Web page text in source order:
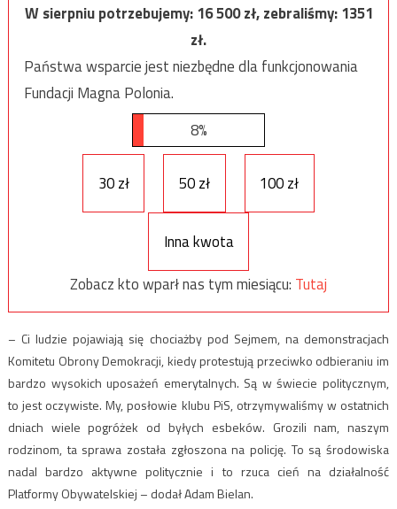
W sierpniu potrzebujemy:16 500zł, zebraliśmy:1351
zł.
Państwa wsparcie jest niezbędne dla funkcjonowania
Fundacji Magna Polonia.
8%
30 zł 50 zł 100 zł
Inna kwota
Zobacz kto wparł nas tym miesiącu: Tutaj
– Ci ludzie pojawiają się chociażby pod Sejmem, na demonstracjach
Komitetu Obrony Demokracji, kiedy protestują przeciwko odbieraniu im
bardzo wysokich uposażeń emerytalnych. Są w świecie politycznym,
to jest oczywiste. My, posłowie klubu PiS, otrzymywaliśmy w ostatnich
dniach wiele pogróżek od byłych esbeków. Grozili nam, naszym
rodzinom, ta sprawa została zgłoszona na policję. To są środowiska
nadal bardzo aktywne politycznie i to rzuca cień na działalność
Platformy Obywatelskiej – dodał Adam Bielan.